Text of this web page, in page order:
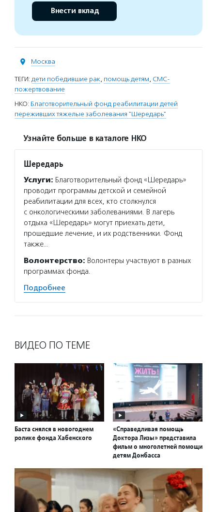
Внести вклад
Москва
ТЕГИ: дети победившие рак, помощь детям, СМС-
пожертвование
НКО: Благотворительный фонд реабилитации детей
переживших тяжелые заболевания "Шередарь"
Узнайте больше в каталоге НКО
Шередарь
Услуги: Благотворительный фонд «Шередарь»
проводит программы детской и семейной
реабилитации для всех, кто столкнулся
с онкологическими заболеваниями. В лагерь
отдыха «Шередарь» могут приехать дети,
прошедшие лечение, и их родственники. Фонд
также…
Волонтерство: Волонтеры участвуют в разных
программах фонда.
Подробнее
ВИДЕО ПО ТЕМЕ
Баста снялся в новогоднем
ролике фонда Хабенского
«Справедливая помощь
Доктора Лизы» представила
фильм о многолетней помощи
детям Донбасса